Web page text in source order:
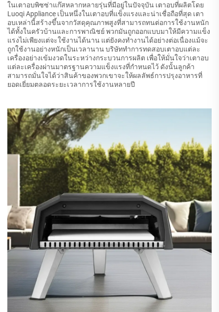
ในเตาอบพิซซ่าแก๊สหลากหลายรุ่นที่มีอยู่ในปัจจุบัน เตาอบที่ผลิตโดย
Luoqi Appliance เป็นหนึ่งในเตาอบที่แข็งแรงและน่าเชื่อถือที่สุด เตา
อบเหล่านี้สร้างขึ้นจากวัสดุคุณภาพสูงที่สามารถทนต่อการใช้งานหนัก
ได้ทั้งในครัวบ้านและการพาณิชย์ พวกมันถูกออกแบบมาให้มีความแข็ง
แรงไม่เพียงแต่จะใช้งานได้นาน แต่ยังคงทำงานได้อย่างต่อเนื่องแม้จะ
ถูกใช้งานอย่างหนักเป็นเวลานาน บริษัททำการทดสอบเตาอบแต่ละ
เครื่องอย่างเข้มงวดในระหว่างกระบวนการผลิต เพื่อให้มั่นใจว่าเตาอบ
แต่ละเครื่องผ่านมาตรฐานความแข็งแรงที่กำหนดไว้ ดังนั้นลูกค้า
สามารถมั่นใจได้ว่าสินค้าของพวกเขาจะให้ผลลัพธ์การปรุงอาหารที่
ยอดเยี่ยมตลอดระยะเวลาการใช้งานหลายปี